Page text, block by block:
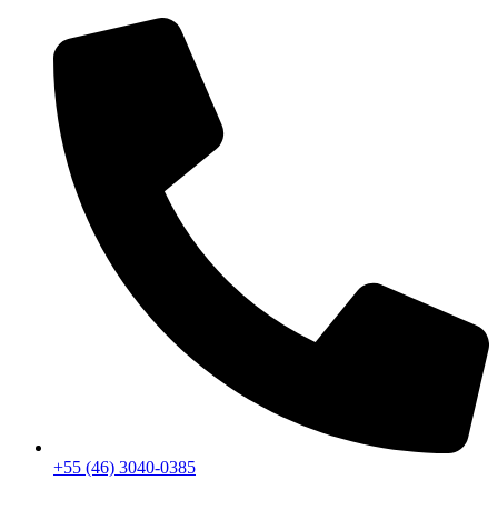
+55 (46) 3040-0385